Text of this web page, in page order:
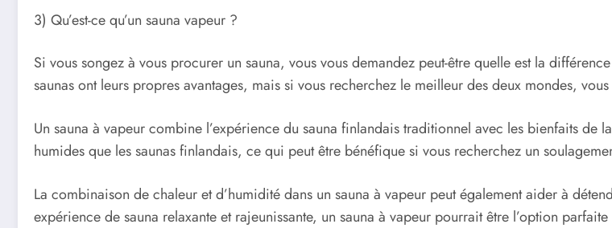
3) Qu’est-ce qu’un sauna vapeur ?
Si vous songez à vous procurer un sauna, vous vous demandez peut-être quelle est la
saunas ont leurs propres avantages, mais si vous recherchez le meilleur des deux mondes,
Un sauna à vapeur combine l’expérience du sauna finlandais traditionnel avec les bienfaits de
humides que les saunas finlandais, ce qui peut être bénéfique si vous recherchez un
La combinaison de chaleur et d’humidité dans un sauna à vapeur peut également aider à
expérience de sauna relaxante et rajeunissante, un sauna à vapeur pourrait être l’option